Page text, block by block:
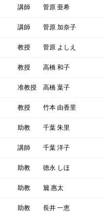
講師 菅原 亜希
講師 菅原 加奈子
教授 菅原 よしえ
教授 高橋 和子
准教授 高橋 葉子
教授 竹本 由香里
助教 千葉 朱里
講師 千葉 洋子
助教 徳永 しほ
助教 籭 惠太
助教 長井 一恵